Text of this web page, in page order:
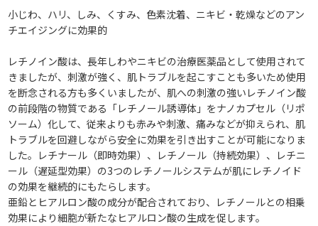
小じわ、ハリ、しみ、くすみ、色素沈着、ニキビ・乾燥などのアン
チエイジングに効果的
レチノイン酸は、長年しわやニキビの治療医薬品として使用されて
きましたが、刺激が強く、肌トラブルを起こすことも多いため使用
を断念される方も多くいましたが、肌への刺激の強いレチノイン酸
の前段階の物質である「レチノール誘導体」をナノカプセル（リポ
ソーム）化して、従来よりも赤みや刺激、痛みなどが抑えられ、肌
トラブルを回避しながら安全に効果を引き出すことが可能になりま
した。レチナール（即時効果）、レチノール（持続効果）、レチニ
ール（遅延型効果）の3つのレチノールシステムが肌にレチノイド
の効果を継続的にもたらします。
亜鉛とヒアルロン酸の成分が配合されており、レチノールとの相乗
効果により細胞が新たなヒアルロン酸の生成を促します。